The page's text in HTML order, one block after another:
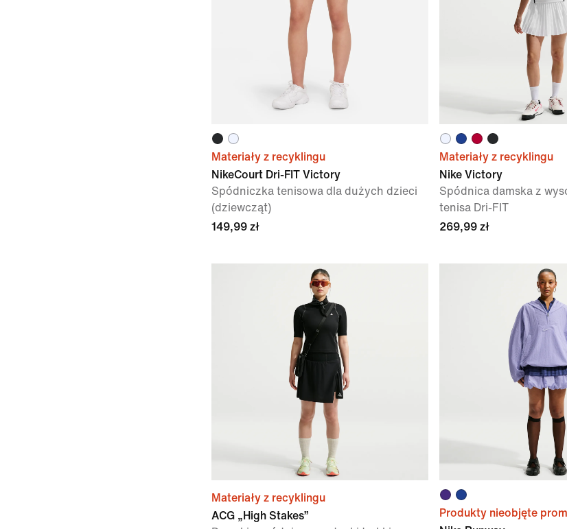
Materiały z recyklingu
NikeCourt Dri-FIT Victory
Spódniczka tenisowa dla dużych dzieci
(dziewcząt)
149,99 zł
Materiały z recyklingu
Nike Victory
Spódnica damska z
tenisa Dri-FIT
269,99 zł
Materiały z recyklingu
ACG „High Stakes”
Produkty nieobjęte